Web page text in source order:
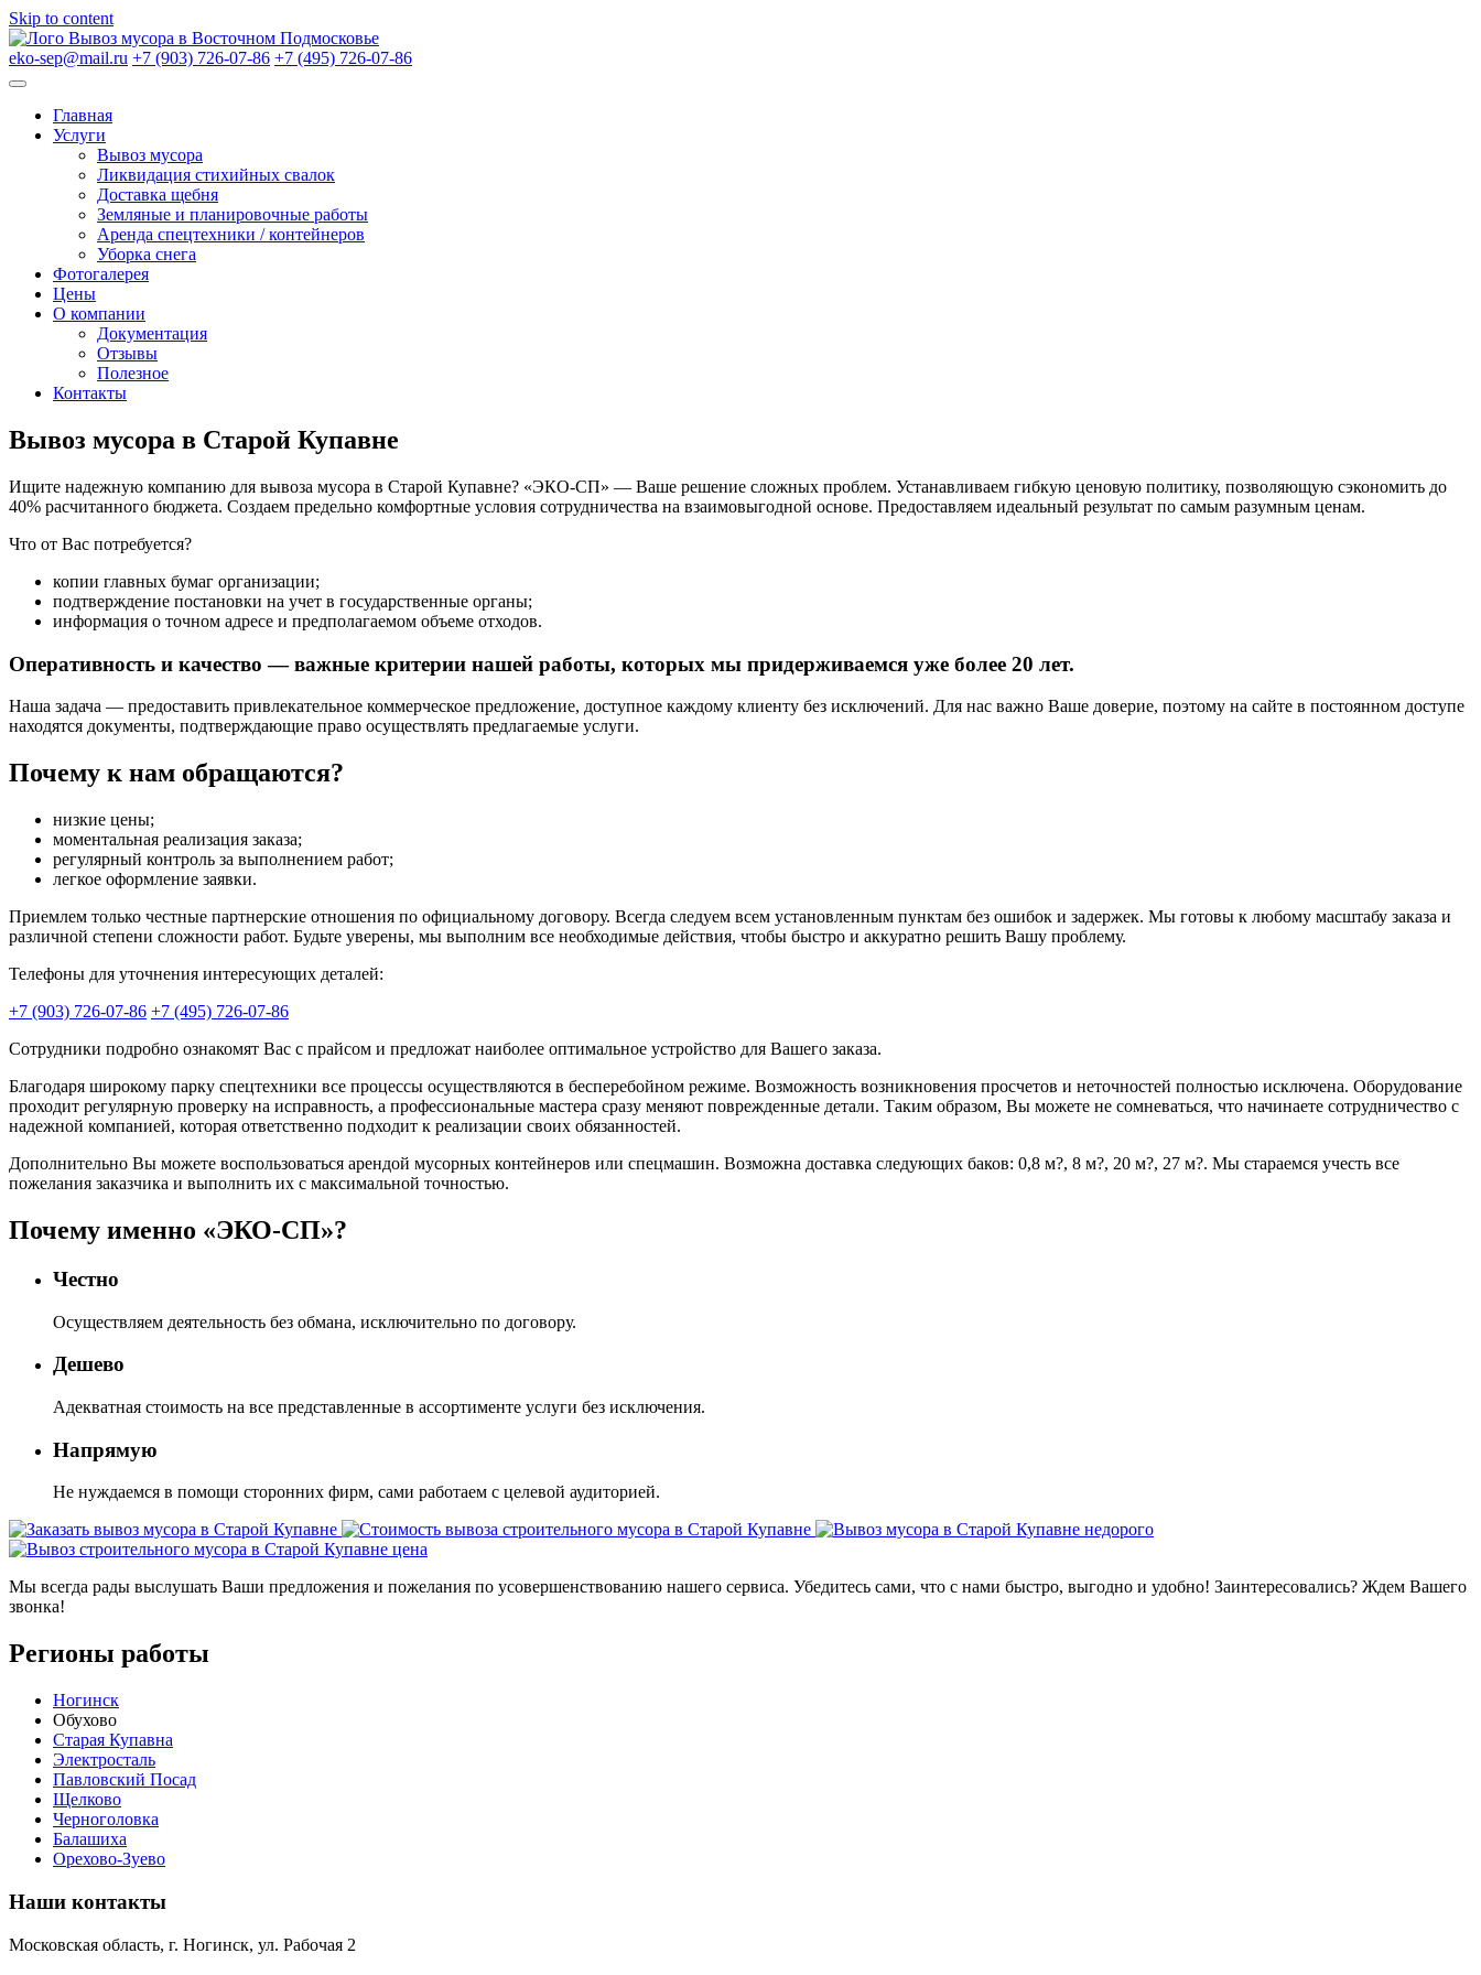
Skip to content
Вывоз мусора в Восточном Подмосковье
eko-sep@mail.ru +7 (903) 726-07-86 +7 (495) 726-07-86
Главная
Услуги
Вывоз мусора
Ликвидация стихийных свалок
Доставка щебня
Земляные и планировочные работы
Аренда спецтехники / контейнеров
Уборка снега
Фотогалерея
Цены
О компании
Документация
Отзывы
Полезное
Контакты
Вывоз мусора в Старой Купавне
Ищите надежную компанию для вывоза мусора в Старой Купавне? «ЭКО-СП» — Ваше решение сложных проблем. Устанавливаем гибкую ценовую политику, позволяющую сэкономить до
40% расчитанного бюджета. Создаем предельно комфортные условия сотрудничества на взаимовыгодной основе. Предоставляем идеальный результат по самым разумным ценам.
Что от Вас потребуется?
копии главных бумаг организации;
подтверждение постановки на учет в государственные органы;
информация о точном адресе и предполагаемом объеме отходов.
Оперативность и качество — важные критерии нашей работы, которых мы придерживаемся уже более 20 лет.
Наша задача — предоставить привлекательное коммерческое предложение, доступное каждому клиенту без исключений. Для нас важно Ваше доверие, поэтому на сайте в постоянном доступе
находятся документы, подтверждающие право осуществлять предлагаемые услуги.
Почему к нам обращаются?
низкие цены;
моментальная реализация заказа;
регулярный контроль за выполнением работ;
легкое оформление заявки.
Приемлем только честные партнерские отношения по официальному договору. Всегда следуем всем установленным пунктам без ошибок и задержек. Мы готовы к любому масштабу заказа и
различной степени сложности работ. Будьте уверены, мы выполним все необходимые действия, чтобы быстро и аккуратно решить Вашу проблему.
Телефоны для уточнения интересующих деталей:
+7 (903) 726-07-86 +7 (495) 726-07-86
Сотрудники подробно ознакомят Вас с прайсом и предложат наиболее оптимальное устройство для Вашего заказа.
Благодаря широкому парку спецтехники все процессы осуществляются в бесперебойном режиме. Возможность возникновения просчетов и неточностей полностью исключена. Оборудование
проходит регулярную проверку на исправность, а профессиональные мастера сразу меняют поврежденные детали. Таким образом, Вы можете не сомневаться, что начинаете сотрудничество с
надежной компанией, которая ответственно подходит к реализации своих обязанностей.
Дополнительно Вы можете воспользоваться арендой мусорных контейнеров или спецмашин. Возможна доставка следующих баков: 0,8 м?, 8 м?, 20 м?, 27 м?. Мы стараемся учесть все
пожелания заказчика и выполнить их с максимальной точностью.
Почему именно «ЭКО-СП»?
Честно
Осуществляем деятельность без обмана, исключительно по договору.
Дешево
Адекватная стоимость на все представленные в ассортименте услуги без исключения.
Напрямую
Не нуждаемся в помощи сторонних фирм, сами работаем с целевой аудиторией.
Мы всегда рады выслушать Ваши предложения и пожелания по усовершенствованию нашего сервиса. Убедитесь сами, что с нами быстро, выгодно и удобно! Заинтересовались? Ждем Вашего
звонка!
Регионы работы
Ногинск
Обухово
Старая Купавна
Электросталь
Павловский Посад
Щелково
Черноголовка
Балашиха
Орехово-Зуево
Наши контакты
Московская область, г. Ногинск, ул. Рабочая 2